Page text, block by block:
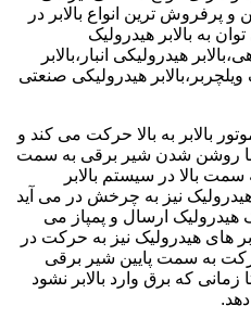
و پرفروش ترین انواع بالابر در
به بالابر هیدرولیک
هیدرولیکی انبار،بالابر
ویلچربر،بالابر هیدرولیکی صنعتی
بالابر به بالا حرکت می کند و
روشن شدن شیر برقی به سمت
بالا در سیستم بالابر
نیز به چرخش در می آید
ارسال و پمپاز می
های هیدرولیک نیز به حرکت در
به سمت پایین شیر برقی
که برق وارد بالابر نشود